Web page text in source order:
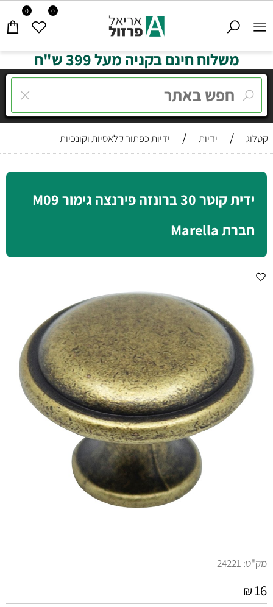
0 0
משלוח חינם בקניה מעל 399 ש"ח
קטלוג / ידיות / ידיות כפתור קלאסיות וקונכיות
ידית קוטר 30 ברונזה פירנצה גימור M09
חברת Marella
מק"ט: 24221
₪16